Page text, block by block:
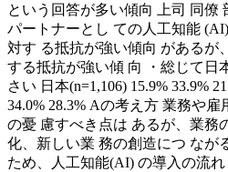
という回答が多い傾向 上司 同僚
パートナーとし ての人工知能
対す る抵抗が強い傾向 があるが
する抵抗が強い傾 向 ・総じて日
さい 日本(n=1,106) 15.9% 33.9%
34.0% 28.3% Aの考え方 業務や
の憂 慮すべき点は あるが、業務
化、新しい業 務の創造につ なが
ため、人工知能(AI) の導入の流